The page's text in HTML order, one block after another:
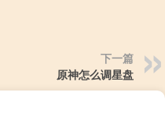
下一篇
原神怎么调星盘